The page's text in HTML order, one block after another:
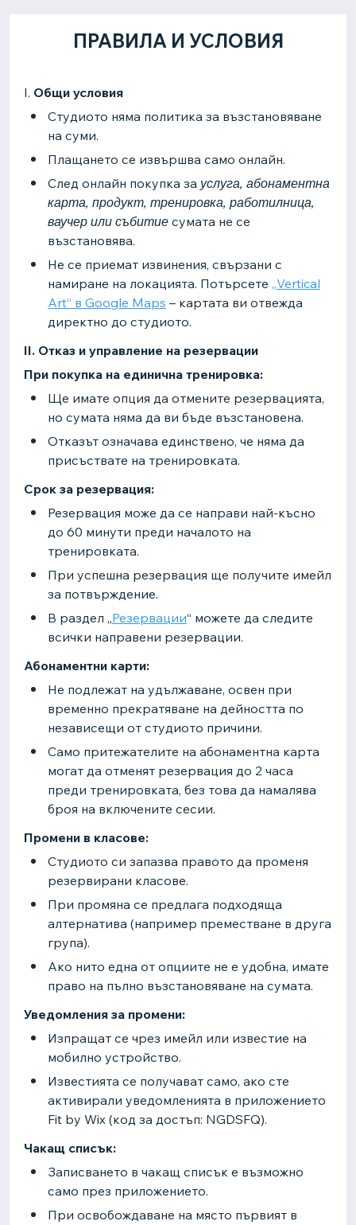
ПРАВИЛА И УСЛОВИЯ
I. Общи условия​
Студиото няма политика за възстановяване
на суми.
Плащането се извършва само онлайн.
След онлайн покупка за услуга, абонаментна
карта, продукт, тренировка, работилница,
ваучер или събитие сумата не се
възстановява.
Не се приемат извинения, свързани с
намиране на локацията. Потърсете „Vertical
Art“ в Google Maps – картата ви отвежда
директно до студиото.
II. Отказ и управление на резервации
При покупка на единична тренировка:
Ще имате опция да отмените резервацията,
но сумата няма да ви бъде възстановена.
Отказът означава единствено, че няма да
присъствате на тренировката.
Срок за резервация:
Резервация може да се направи най-късно
до 60 минути преди началото на
тренировката.
При успешна резервация ще получите имейл
за потвърждение.
В раздел „Резервации“ можете да следите
всички направени резервации.
Абонаментни карти:
Не подлежат на удължаване, освен при
временно прекратяване на дейността по
независещи от студиото причини.
Само притежателите на абонаментна карта
могат да отменят резервация до 2 часа
преди тренировката, без това да намалява
броя на включените сесии.
Промени в класове:
Студиото си запазва правото да променя
резервирани класове.
При промяна се предлага подходяща
алтернатива (например преместване в друга
група).
Ако нито една от опциите не е удобна, имате
право на пълно възстановяване на сумата.
Уведомления за промени:
Изпращат се чрез имейл или известие на
мобилно устройство.
Известията се получават само, ако сте
активирали уведомленията в приложението
Fit by Wix (код за достъп: NGDSFQ).
Чакащ списък:
Записването в чакащ списък е възможно
само през приложението.
При освобождаване на място първият в